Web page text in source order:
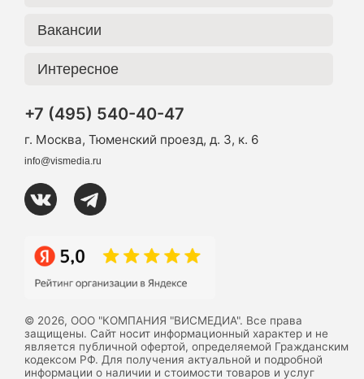
Вакансии
Интересное
+7 (495) 540-40-47
г. Москва, Тюменский проезд, д. 3, к. 6
info@vismedia.ru
© 2026, ООО "КОМПАНИЯ "ВИСМЕДИА". Все права
защищены. Сайт носит информационный характер и не
является публичной офертой, определяемой Гражданским
кодексом РФ. Для получения актуальной и подробной
информации о наличии и стоимости товаров и услуг